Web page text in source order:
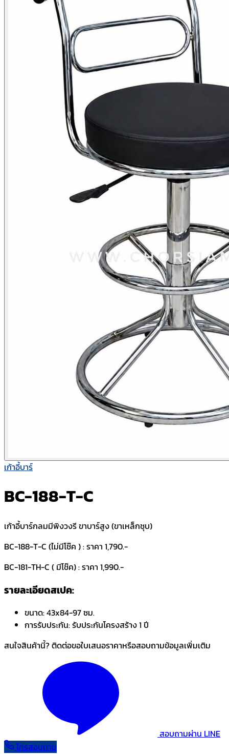
เก้าอี้บาร์
BC-188-T-C
เก้าอี้บาร์กลมมีพิงวงรี ขาบาร์สูง (ขาเหล็กชุบ)
BC-188-T-C (ไม่มีโช๊ค ) : ราคา 1,790.-
BC-181-TH-C ( มีโช๊ค) : ราคา 1,990.-
รายละเอียดสเปค:
ขนาด:43x84-97 ซม.
การรับประกัน:รับประกันโครงสร้าง 1 ปี
สนใจสินค้านี้? ติดต่อขอใบเสนอราคาหรือสอบถามข้อมูลเพิ่มเติม
สอบถามผ่าน LINE
โทรสอบถาม